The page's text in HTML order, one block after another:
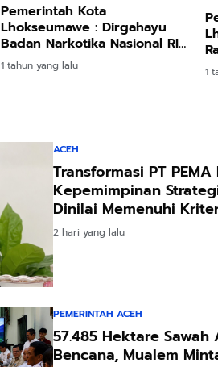
Pemerintah Kota
Lhokseumawe : Dirgahayu
Badan Narkotika Nasional RI
yang ke-23!
1 tahun yang lalu 1
ACEH
Transformasi PT
Kepemimpinan
Dinilai Memenuhi
2 hari yang lalu
PEMERINTAH ACEH
57.485 Hektare
Bencana, Mualem